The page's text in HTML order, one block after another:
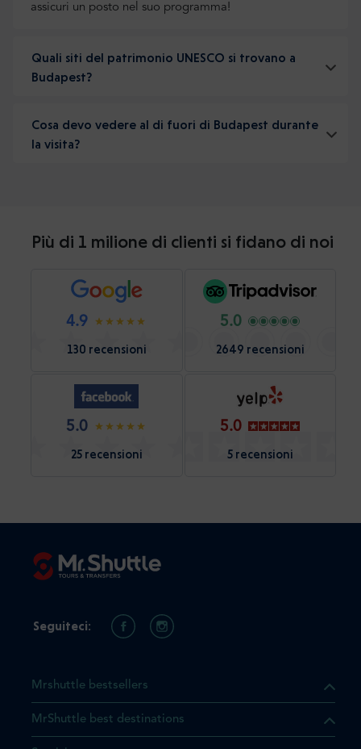
assicuri un posto nel suo programma!
Quali siti del patrimonio UNESCO si trovano a
Budapest?
Cosa devo vedere al di fuori di Budapest durante
la visita?
Più di 1 milione di clienti si fidano di noi
4.9
130 recensioni
5.0
2649 recensioni
5.0
25 recensioni
5.0
5 recensioni
Mrshuttle bestsellers
MrShuttle best destinations
Seguiteci: